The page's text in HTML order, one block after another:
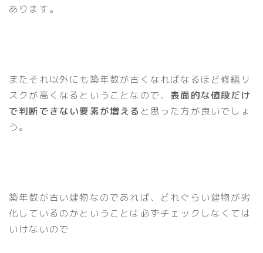
あります。
またそれ以外にも築年数が古くなればなるほど修繕リ
スクが高くなるということなので、 表面的な値段だけ
で判断できない要素が増える と思った方が良いでしょ
う。
築年数が古い建物なのであれば、どれぐらい建物が劣
化しているのかということは必ずチェックしなくては
いけないので